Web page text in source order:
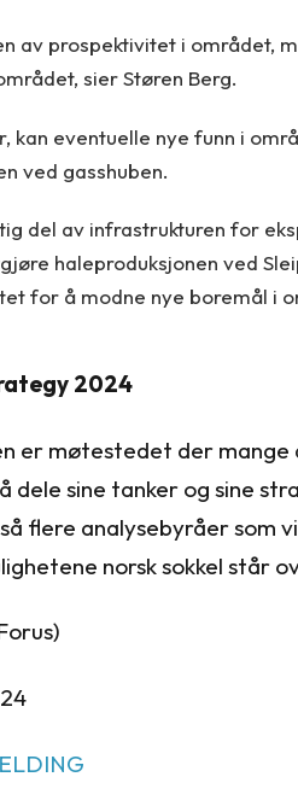
av prospektivitet i området,
sier Støren Berg.
eventuelle nye funn i
ved gasshuben.
del av infrastrukturen for
haleproduksjonen ved
for å modne nye boremål i
2024
er møtestedet der mange
dele sine tanker og sine
flere analysebyråer som
norsk sokkel står